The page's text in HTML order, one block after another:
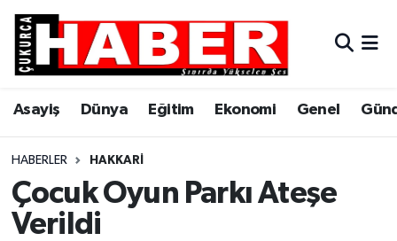
Asayiş Dünya Eğitim Ekonomi Genel
HABERLER HAKKARI
Çocuk Oyun Parkı Ateşe
Verildi
Asayiş
Dünya
Eğitim
Ekonomi
Hava Durumu
Trafik Durumu
Süper Lig Puan Durumu ve Fikstür
Tüm Manşetler